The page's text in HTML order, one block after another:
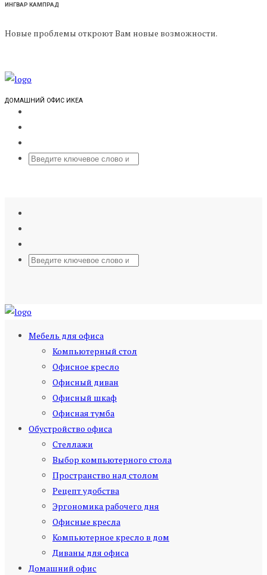
ИНГВАР КАМПРАД
Новые проблемы откроют Вам новые возможности.
ДОМАШНИЙ ОФИС ИКЕА
Мебель для офиса
Компьютерный стол
Офисное кресло
Офисный диван
Офисный шкаф
Офисная тумба
Обустройство офиса
Стеллажи
Выбор компьютерного стола
Пространство над столом
Рецепт удобства
Эргономика рабочего дня
Офисные кресла
Компьютерное кресло в дом
Диваны для офиса
Домашний офис